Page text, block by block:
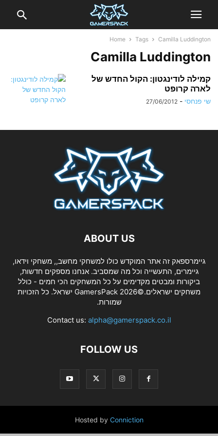
Home Tags Camilla Luddington
Camilla Luddington
קמילה לודינגטון: הקול החדש של
לארה קרופט
שי פנחסי -
27/06/2012
ABOUT US
גיימרספאק זה אתר המוקדש כולו למשחקי מחשב,, משחקי וידאו,
גיימרים, התעשייה וכל מה שמסביב. אנחנו מספקים חדשות,
ביקורות ומבטים מקדימים על כל המשחקים הכי חמים - כולל
משחקים ישראלים.©2026 GamersPack ישראל. כל הזכויות
שמורות.
Contact us: alpha@gamerspack.co.il
FOLLOW US
Hosted by Conniction